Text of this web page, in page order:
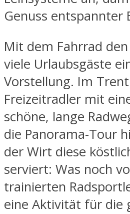
Genuss entspannter
Mit dem Fahrrad
viele Urlaubsgäste
Vorstellung. Im
Freizeitradler mit
schöne, lange
die Panorama-Tour
der Wirt diese
serviert: Was noch
trainierten
eine Aktivität für die